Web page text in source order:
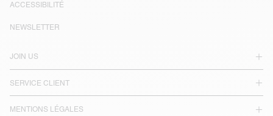
ACCESSIBILITÉ
JOIN US
SERVICE CLIENT
MENTIONS LÉGALES
NEWSLETTER